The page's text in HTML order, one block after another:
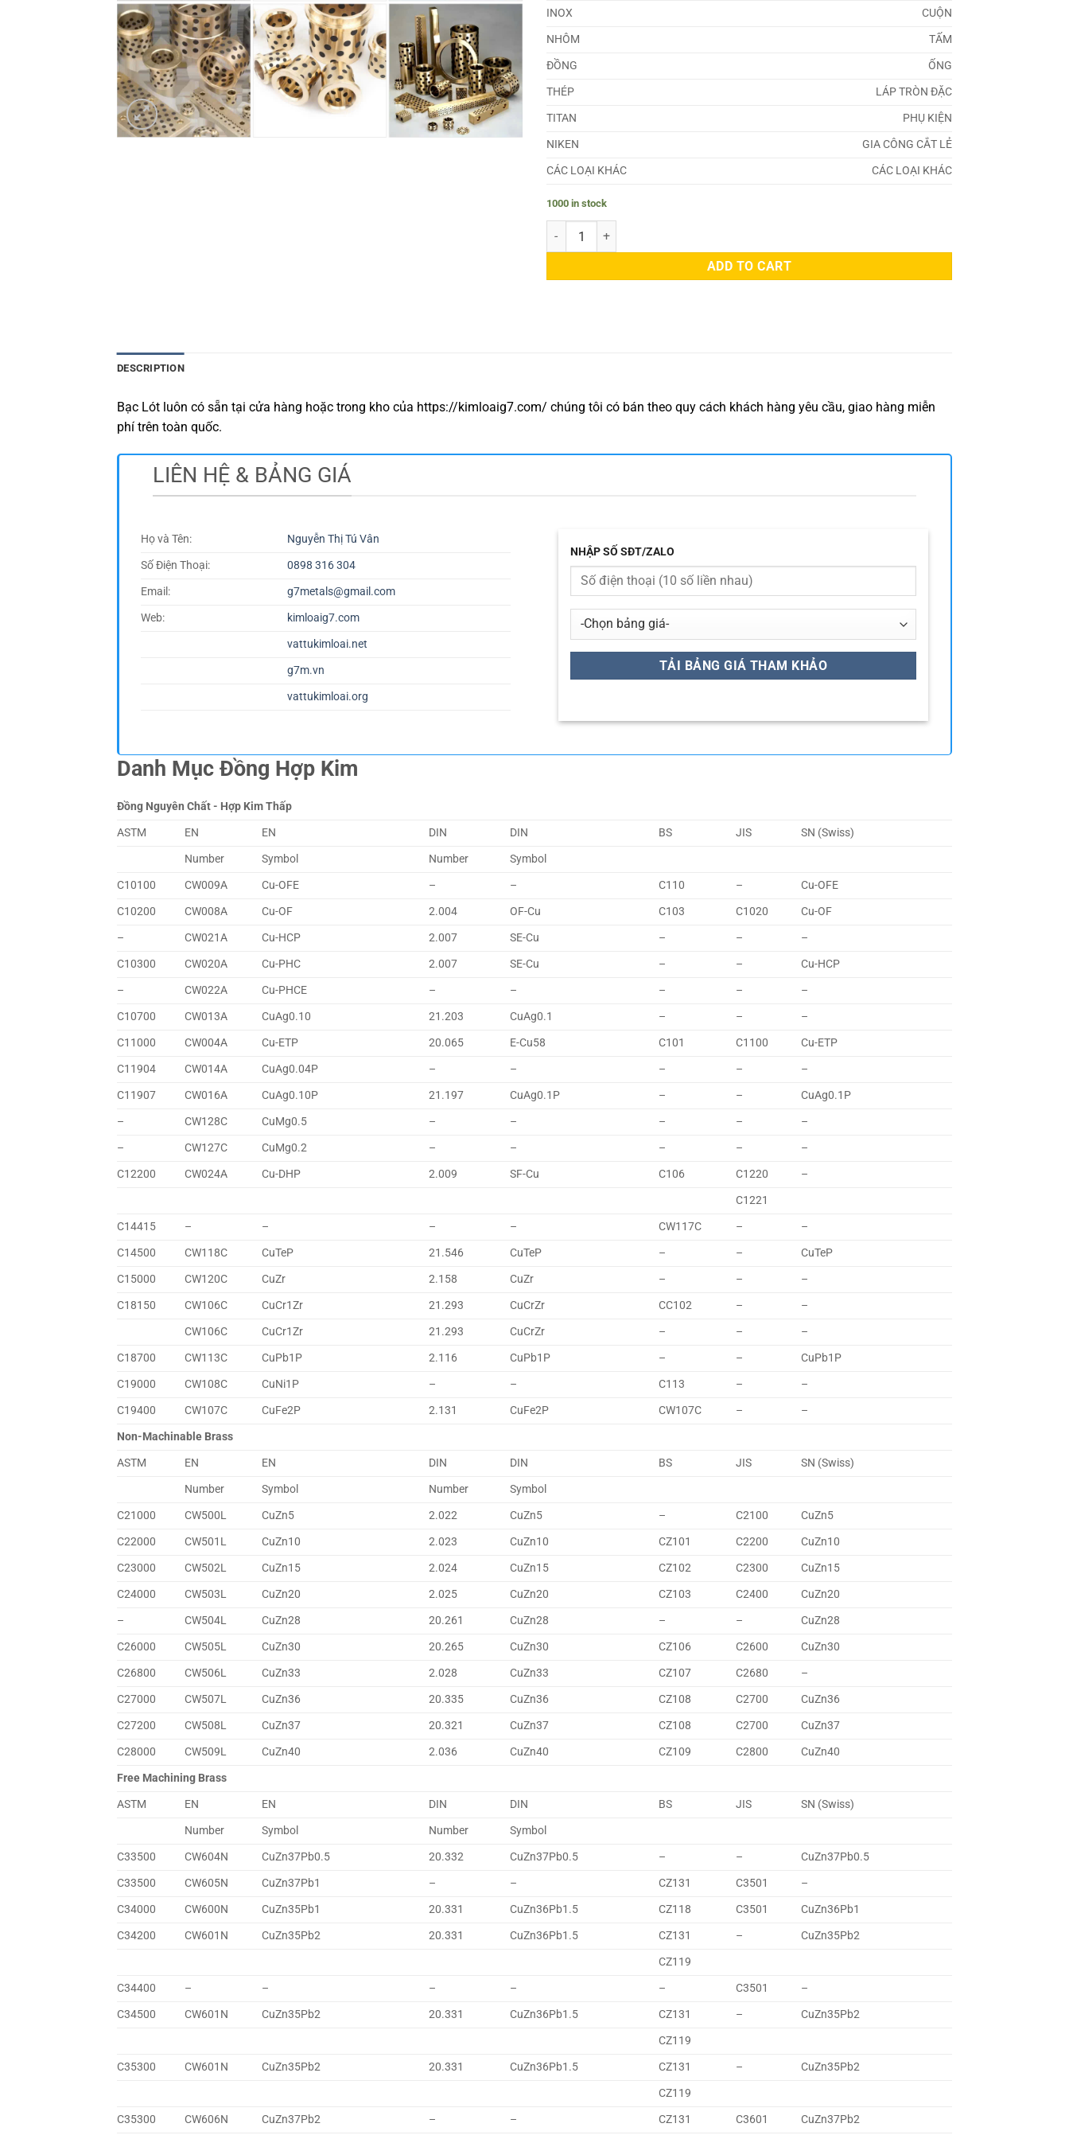
INOX
CUỘN
NHÔM
TẤM
ĐỒNG
ỐNG
THÉP
LÁP TRÒN ĐẶC
TITAN
PHỤ KIỆN
NIKEN
GIA CÔNG CẮT LẺ
CÁC LOẠI KHÁC
CÁC LOẠI KHÁC
1000 in stock
Bạc Lót quantity
ADD TO CART
DESCRIPTION
Bạc Lót luôn có sẵn tại cửa hàng hoặc trong kho của https://kimloaig7.com/ chúng tôi có bán theo quy cách khách hàng yêu cầu, giao hàng miễn
phí trên toàn quốc.
LIÊN HỆ & BẢNG GIÁ
Họ và Tên:
Nguyễn Thị Tú Vân
Số Điện Thoại:
0898 316 304
Email:
g7metals@gmail.com
Web:
kimloaig7.com
vattukimloai.net
g7m.vn
vattukimloai.org
NHẬP SỐ SĐT/ZALO
Danh Mục Đồng Hợp Kim
Đồng Nguyên Chất - Hợp Kim Thấp
ASTM
EN EN DIN DIN BS JIS
SN (Swiss)
Number
Symbol Number
Symbol
C10100
CW009A Cu-OFE – – C110 –
Cu-OFE
C10200
CW008A Cu-OF 2.004 OF-Cu C103 C1020
Cu-OF
–
CW021A Cu-HCP 2.007 SE-Cu – –
–
C10300
CW020A Cu-PHC 2.007 SE-Cu – –
Cu-HCP
–
CW022A Cu-PHCE – – – –
–
C10700
CW013A CuAg0.10 21.203 CuAg0.1 – –
–
C11000
CW004A Cu-ETP 20.065 E-Cu58 C101 C1100
Cu-ETP
C11904
CW014A CuAg0.04P – – – –
–
C11907
CW016A CuAg0.10P 21.197 CuAg0.1P – –
CuAg0.1P
–
CW128C CuMg0.5 – – – –
–
–
CW127C CuMg0.2 – – – –
–
C12200
CW024A Cu-DHP 2.009 SF-Cu C106 C1220
–
C1221
C14415
– – – – CW117C –
–
C14500
CW118C CuTeP 21.546 CuTeP – –
CuTeP
C15000
CW120C CuZr 2.158 CuZr – –
–
C18150
CW106C CuCr1Zr 21.293 CuCrZr CC102 –
–
CW106C
CuCr1Zr 21.293 CuCrZr – –
–
C18700
CW113C CuPb1P 2.116 CuPb1P – –
CuPb1P
C19000
CW108C CuNi1P – – C113 –
–
C19400
CW107C CuFe2P 2.131 CuFe2P CW107C –
–
Non-Machinable Brass
ASTM
EN EN DIN DIN BS JIS
SN (Swiss)
Number
Symbol Number
Symbol
C21000
CW500L CuZn5 2.022 CuZn5 – C2100
CuZn5
C22000
CW501L CuZn10 2.023 CuZn10 CZ101 C2200
CuZn10
C23000
CW502L CuZn15 2.024 CuZn15 CZ102 C2300
CuZn15
C24000
CW503L CuZn20 2.025 CuZn20 CZ103 C2400
CuZn20
–
CW504L CuZn28 20.261 CuZn28 – –
CuZn28
C26000
CW505L CuZn30 20.265 CuZn30 CZ106 C2600
CuZn30
C26800
CW506L CuZn33 2.028 CuZn33 CZ107 C2680
–
C27000
CW507L CuZn36 20.335 CuZn36 CZ108 C2700
CuZn36
C27200
CW508L CuZn37 20.321 CuZn37 CZ108 C2700
CuZn37
C28000
CW509L CuZn40 2.036 CuZn40 CZ109 C2800
CuZn40
Free Machining Brass
ASTM
EN EN DIN DIN BS JIS
SN (Swiss)
Number
Symbol Number
Symbol
C33500
CW604N CuZn37Pb0.5 20.332 CuZn37Pb0.5 – –
CuZn37Pb0.5
C33500
CW605N CuZn37Pb1 – – CZ131 C3501
–
C34000
CW600N CuZn35Pb1 20.331 CuZn36Pb1.5 CZ118 C3501
CuZn36Pb1
C34200
CW601N CuZn35Pb2 20.331 CuZn36Pb1.5 CZ131 –
CuZn35Pb2
CZ119
C34400
– – – – – C3501
–
C34500
CW601N CuZn35Pb2 20.331 CuZn36Pb1.5 CZ131 –
CuZn35Pb2
CZ119
C35300
CW601N CuZn35Pb2 20.331 CuZn36Pb1.5 CZ131 –
CuZn35Pb2
CZ119
C35300
CW606N CuZn37Pb2 – – CZ131 C3601
CuZn37Pb2